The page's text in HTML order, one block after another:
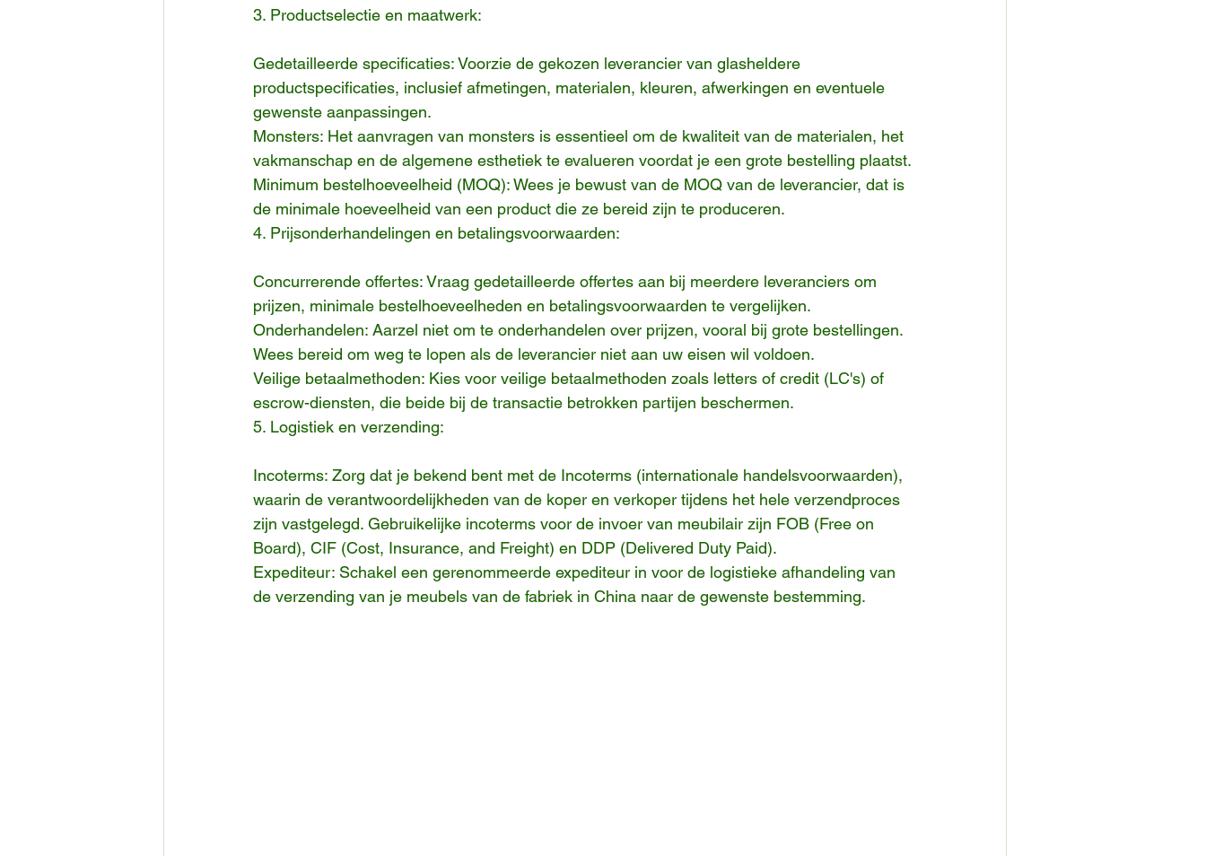
3. Productselectie en maatwerk:
Gedetailleerde specificaties: Voorzie de gekozen leverancier van glasheldere
productspecificaties, inclusief afmetingen, materialen, kleuren, afwerkingen en eventuele
gewenste aanpassingen.
Monsters: Het aanvragen van monsters is essentieel om de kwaliteit van de materialen, het
vakmanschap en de algemene esthetiek te evalueren voordat je een grote bestelling plaatst.
Minimum bestelhoeveelheid (MOQ): Wees je bewust van de MOQ van de leverancier, dat is
de minimale hoeveelheid van een product die ze bereid zijn te produceren.
4. Prijsonderhandelingen en betalingsvoorwaarden:
Concurrerende offertes: Vraag gedetailleerde offertes aan bij meerdere leveranciers om
prijzen, minimale bestelhoeveelheden en betalingsvoorwaarden te vergelijken.
Onderhandelen: Aarzel niet om te onderhandelen over prijzen, vooral bij grote bestellingen.
Wees bereid om weg te lopen als de leverancier niet aan uw eisen wil voldoen.
Veilige betaalmethoden: Kies voor veilige betaalmethoden zoals letters of credit (LC's) of
escrow-diensten, die beide bij de transactie betrokken partijen beschermen.
5. Logistiek en verzending:
Incoterms: Zorg dat je bekend bent met de Incoterms (internationale handelsvoorwaarden),
waarin de verantwoordelijkheden van de koper en verkoper tijdens het hele verzendproces
zijn vastgelegd. Gebruikelijke incoterms voor de invoer van meubilair zijn FOB (Free on
Board), CIF (Cost, Insurance, and Freight) en DDP (Delivered Duty Paid).
Expediteur: Schakel een gerenommeerde expediteur in voor de logistieke afhandeling van
de verzending van je meubels van de fabriek in China naar de gewenste bestemming.